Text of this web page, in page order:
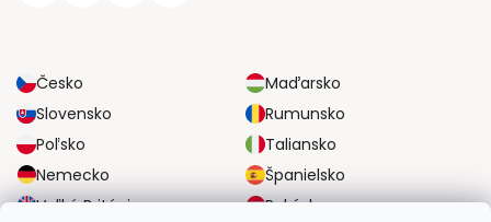
Česko
Maďarsko
Slovensko
Rumunsko
Poľsko
Taliansko
Nemecko
Španielsko
Veľká Británia
Rakúsko